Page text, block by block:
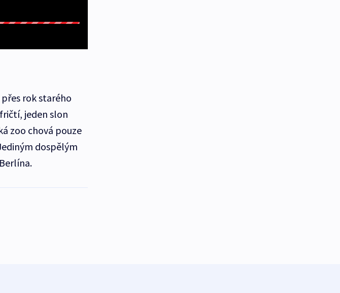
rok starého
jeden slon
zoo chová pouze
dospělým